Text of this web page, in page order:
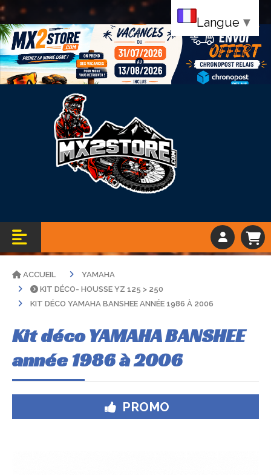
Bandeau vacance
ACCUEIL
YAMAHA
KIT DÉCO- HOUSSE YZ 125 > 250
KIT DÉCO YAMAHA BANSHEE ANNÉE 1986 À 2006
Kit déco YAMAHA BANSHEE
année 1986 à 2006
PROMO
Langue ▼